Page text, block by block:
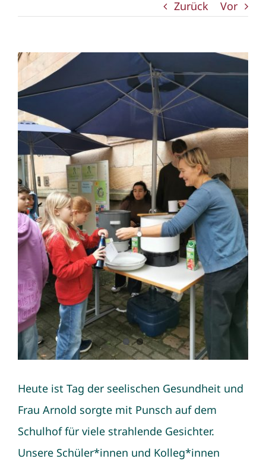
Zurück Vor
Zeige
grösseres
Bild
Heute ist Tag der seelischen Gesundheit und
Frau Arnold sorgte mit Punsch auf dem
Schulhof für viele strahlende Gesichter.
Unsere Schüler*innen und Kolleg*innen